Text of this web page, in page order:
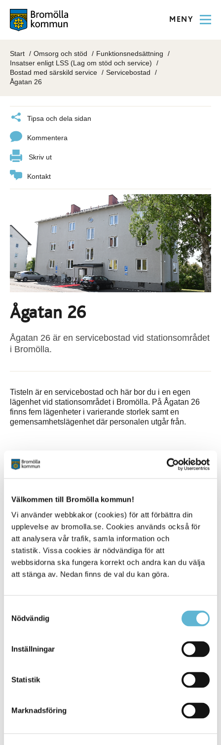
Välkommen till Bromölla kommun!
Vi använder webbkakor (cookies) för att förbättra din
upplevelse av bromolla.se. Cookies används också för
att analysera vår trafik, samla information och
statistik. Vissa cookies är nödvändiga för att
webbsidorna ska fungera korrekt och andra kan du välja
att stänga av. Nedan finns de val du kan göra.
Nödvändig
Inställningar
Statistik
Marknadsföring
MENY
Start Omsorg och stöd
Funktionsnedsättning
Insatser enligt LSS (Lag om stöd och service)
Bostad med särskild service
Servicebostad
Ågatan 26
Tipsa och dela sidan
Kommentera
Skriv ut
Kontakt
Ågatan 26
Ågatan 26 är en servicebostad vid stationsområdet
i Bromölla.
Tisteln är en servicebostad och här bor du i en egen
lägenhet vid stationsområdet i Bromölla. På Ågatan 26
finns fem lägenheter i varierande storlek samt en
gemensamhetslägenhet där personalen utgår från.
Kontakt
0456-82 25 05
(SMS0709-17 14 47)
beata.vernersson@bromolla.se
Ågatan 26
Ågatan 26
Box 18, 295 21 Bromölla
Sidan senast uppdaterad: